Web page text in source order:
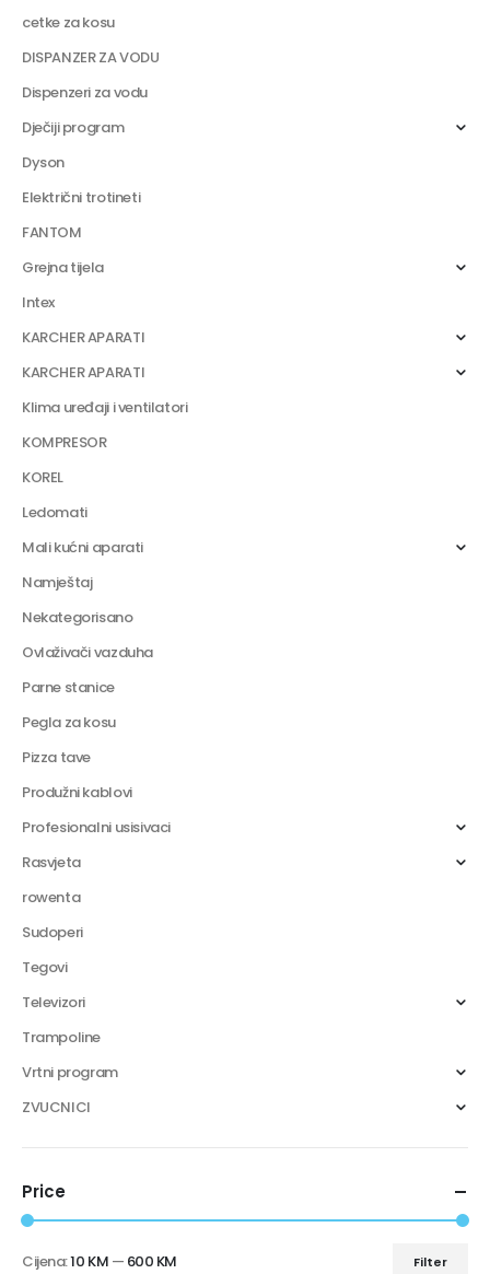
cetke za kosu
DISPANZER ZA VODU
Dispenzeri za vodu
Dječiji program
Dyson
Električni trotineti
FANTOM
Grejna tijela
Intex
KARCHER APARATI
KARCHER APARATI
Klima uređaji i ventilatori
KOMPRESOR
KOREL
Ledomati
Mali kućni aparati
Namještaj
Nekategorisano
Ovlaživači vazduha
Parne stanice
Pegla za kosu
Pizza tave
Produžni kablovi
Profesionalni usisivaci
Rasvjeta
rowenta
Sudoperi
Tegovi
Televizori
Trampoline
Vrtni program
ZVUCNICI
Price
Filter
Cijena:10 KM — 600 KM